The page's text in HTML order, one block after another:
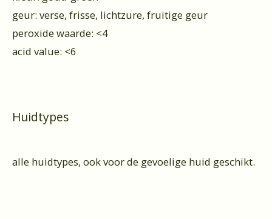
geur: verse, frisse, lichtzure, fruitige geur
peroxide waarde: <4
acid value: <6
Huidtypes
alle huidtypes, ook voor de gevoelige huid geschikt.